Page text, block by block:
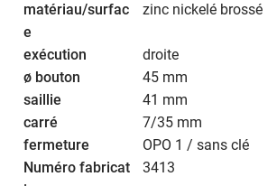
zinc nickelé brossé
droite
45 mm
41 mm
7/35 mm
OPO 1 / sans clé
3413